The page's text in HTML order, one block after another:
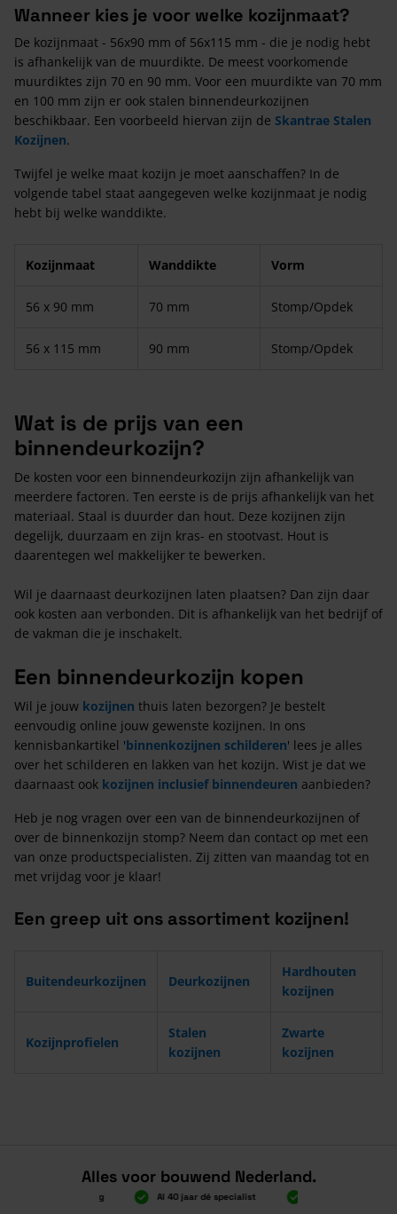
Wanneer kies je voor welke kozijnmaat?
De kozijnmaat - 56x90 mm of 56x115 mm - die je nodig hebt
is afhankelijk van de muurdikte. De meest voorkomende
muurdiktes zijn 70 en 90 mm. Voor een muurdikte van 70 mm
en 100 mm zijn er ook stalen binnendeurkozijnen
beschikbaar. Een voorbeeld hiervan zijn de Skantrae Stalen
Kozijnen.
Twijfel je welke maat kozijn je moet aanschaffen? In de
volgende tabel staat aangegeven welke kozijnmaat je nodig
hebt bij welke wanddikte.
Kozijnmaat Wanddikte Vorm
56 x 90 mm 70 mm Stomp/Opdek
56 x 115 mm 90 mm Stomp/Opdek
Wat is de prijs van een
binnendeurkozijn?
De kosten voor een binnendeurkozijn zijn afhankelijk van
meerdere factoren. Ten eerste is de prijs afhankelijk van het
materiaal. Staal is duurder dan hout. Deze kozijnen zijn
degelijk, duurzaam en zijn kras- en stootvast. Hout is
daarentegen wel makkelijker te bewerken.
Wil je daarnaast deurkozijnen laten plaatsen? Dan zijn daar
ook kosten aan verbonden. Dit is afhankelijk van het bedrijf of
de vakman die je inschakelt.
Een binnendeurkozijn kopen
Wil je jouw kozijnen thuis laten bezorgen? Je bestelt
eenvoudig online jouw gewenste kozijnen. In ons
kennisbankartikel 'binnenkozijnen schilderen' lees je alles
over het schilderen en lakken van het kozijn. Wist je dat we
daarnaast ook kozijnen inclusief binnendeuren aanbieden?
Heb je nog vragen over een van de binnendeurkozijnen of
over de binnenkozijn stomp? Neem dan contact op met een
van onze productspecialisten. Zij zitten van maandag tot en
met vrijdag voor je klaar!
Een greep uit ons assortiment kozijnen!
Buitendeurkozijnen Deurkozijnen
Hardhouten
kozijnen
Kozijnprofielen
Stalen
kozijnen
Zwarte
kozijnen
Alles voor bouwend Nederland.
Al 40 jaar dé specialist